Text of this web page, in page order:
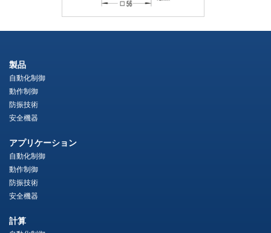
製品
自動化制御
動作制御
防振技術
安全機器
アプリケーション
自動化制御
動作制御
防振技術
安全機器
計算